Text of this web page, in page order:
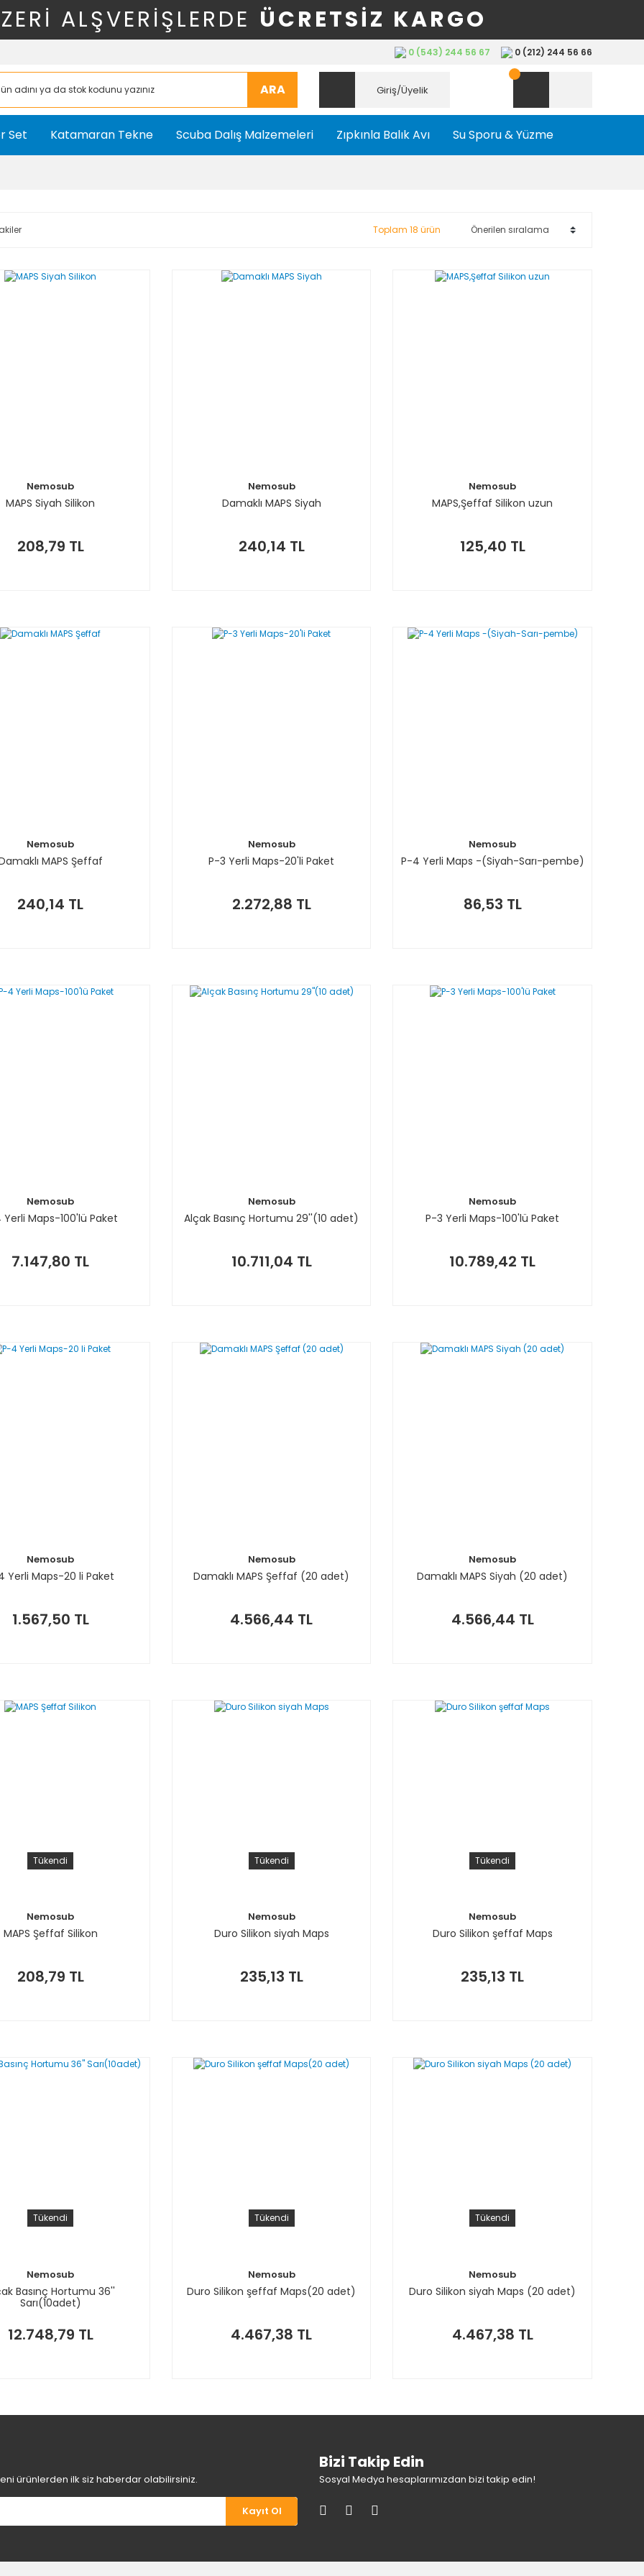
ALŞVERİŞLERDE ÜCRETSİZ KARGO
0 (543) 244 56 67 0 (212) 244 56 66
ARA Giriş/Üyelik
Set Katamaran Tekne Scuba Dalış Malzemeleri Zıpkınla Balık Avı Su Sporu & Yüzme
Toplam 18 ürün
Nemosub
MAPS Siyah Silikon
208,79 TL
Nemosub
Damaklı MAPS Siyah
240,14 TL
Nemosub
MAPS,Şeffaf Silikon uzun
125,40 TL
Nemosub
MAPS Şeffaf
240,14 TL
Nemosub
P-3 Yerli Maps-20'li Paket
2.272,88 TL
Nemosub
P-4 Yerli Maps -(Siyah-Sarı-pembe)
86,53 TL
Nemosub
Yerli Maps-100'lü Paket
7.147,80 TL
Nemosub
Alçak Basınç Hortumu 29''(10 adet)
10.711,04 TL
Nemosub
P-3 Yerli Maps-100'lü Paket
10.789,42 TL
Nemosub
Yerli Maps-20 li Paket
1.567,50 TL
Nemosub
Damaklı MAPS Şeffaf (20 adet)
4.566,44 TL
Nemosub
Damaklı MAPS Siyah (20 adet)
4.566,44 TL
Tükendi
Nemosub
MAPS Şeffaf Silikon
208,79 TL
Tükendi
Nemosub
Duro Silikon siyah Maps
235,13 TL
Tükendi
Nemosub
Duro Silikon şeffaf Maps
235,13 TL
Tükendi
Nemosub
Basınç Hortumu 36''
Sarı(10adet)
12.748,79 TL
Tükendi
Nemosub
Duro Silikon şeffaf Maps(20 adet)
4.467,38 TL
Tükendi
Nemosub
Duro Silikon siyah Maps (20 adet)
4.467,38 TL
ürünlerden ilk siz haberdar olabilirsiniz.
Kayıt Ol
Bizi Takip Edin
Sosyal Medya hesaplarımızdan bizi takip edin!